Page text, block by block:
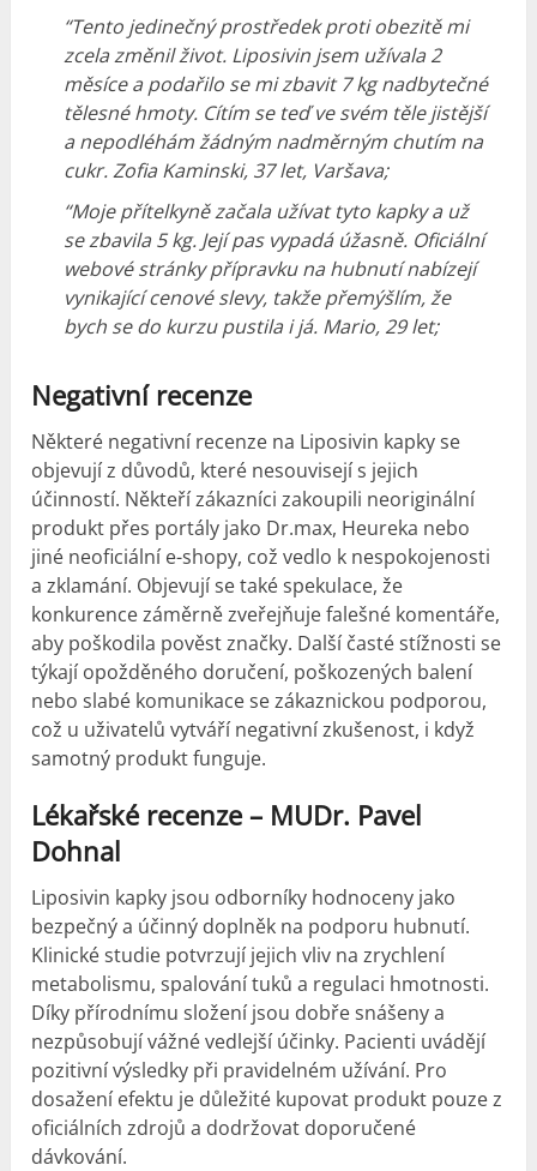
“Tento jedinečný prostředek proti obezitě mi
zcela změnil život. Liposivin jsem užívala 2
měsíce a podařilo se mi zbavit 7 kg nadbytečné
tělesné hmoty. Cítím se teď ve svém těle jistější
a nepodléhám žádným nadměrným chutím na
cukr.Zofia Kaminski, 37 let, Varšava;
“Moje přítelkyně začala užívat tyto kapky a už
se zbavila 5 kg. Její pas vypadá úžasně. Oficiální
webové stránky přípravku na hubnutí nabízejí
vynikající cenové slevy, takže přemýšlím, že
bych se do kurzu pustila i já. Mario, 29 let;
Negativní recenze
Některé negativní recenze na Liposivin kapky se
objevují z důvodů, které nesouvisejí s jejich
účinností. Někteří zákazníci zakoupili neoriginální
produkt přes portály jako Dr.max, Heureka nebo
jiné neoficiální e-shopy, což vedlo k nespokojenosti
a zklamání. Objevují se také spekulace, že
konkurence záměrně zveřejňuje falešné komentáře,
aby poškodila pověst značky. Další časté stížnosti se
týkají opožděného doručení, poškozených balení
nebo slabé komunikace se zákaznickou podporou,
což u uživatelů vytváří negativní zkušenost, i když
samotný produkt funguje.
Lékařské recenze – MUDr. Pavel
Dohnal
Liposivin kapky jsou odborníky hodnoceny jako
bezpečný a účinný doplněk na podporu hubnutí.
Klinické studie potvrzují jejich vliv na zrychlení
metabolismu, spalování tuků a regulaci hmotnosti.
Díky přírodnímu složení jsou dobře snášeny a
nezpůsobují vážné vedlejší účinky. Pacienti uvádějí
pozitivní výsledky při pravidelném užívání. Pro
dosažení efektu je důležité kupovat produkt pouze z
oficiálních zdrojů a dodržovat doporučené
dávkování.